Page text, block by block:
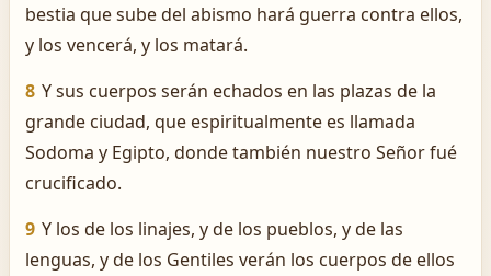
bestia que sube del abismo hará guerra contra ellos,
y los vencerá, y los matará.
8 Y sus cuerpos serán echados en las plazas de la
grande ciudad, que espiritualmente es llamada
Sodoma y Egipto, donde también nuestro Señor fué
crucificado.
9 Y los de los linajes, y de los pueblos, y de las
lenguas, y de los Gentiles verán los cuerpos de ellos